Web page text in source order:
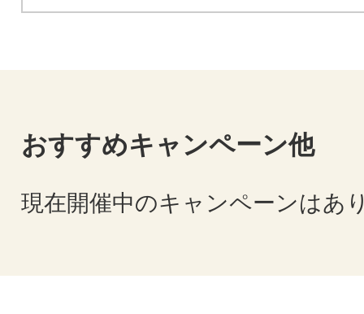
おすすめキャンペーン他
現在開催中のキャンペーンはあ